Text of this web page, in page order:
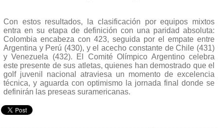
Con estos resultados, la clasificación por equipos mixtos
entra en su etapa de definición con una paridad absoluta:
Colombia encabeza con 423, seguida por el empate entre
Argentina y Perú (430), y el acecho constante de Chile (431)
y Venezuela (432). El Comité Olímpico Argentino celebra
este presente de sus atletas, quienes han demostrado que el
golf juvenil nacional atraviesa un momento de excelencia
técnica, y aguarda con optimismo la jornada final donde se
definirán las preseas suramericanas.